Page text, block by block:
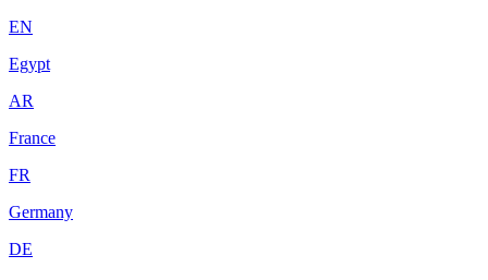
EN
Egypt
AR
France
FR
Germany
DE